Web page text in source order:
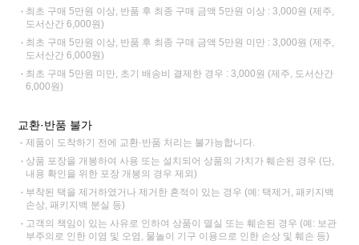
최초 구매 5만원 이상, 반품 후 최종 구매 금액 5만원 이상 : 3,000원 (제주,
도서산간 6,000원)
최초 구매 5만원 이상, 반품 후 최종 구매 금액 5만원 미만 : 3,000원 (제주,
도서산간 6,000원)
최초 구매 5만원 미만, 초기 배송비 결제한 경우 : 3,000원 (제주, 도서산간
6,000원)
교환·반품 불가
제품이 도착하기 전에 교환·반품 처리는 불가능합니다.
상품 포장을 개봉하여 사용 또는 설치되어 상품의 가치가 훼손된 경우 (단,
내용 확인을 위한 포장 개봉의 경우 제외)
부착된 택을 제거하였거나 제거한 흔적이 있는 경우 (예: 택제거, 패키지백
손상, 패키지백 분실 등)
고객의 책임이 있는 사유로 인하여 상품이 멸실 또는 훼손된 경우 (예: 보관
부주의로 인한 이염 및 오염, 물놀이 기구 이용으로 인한 손상 및 훼손 등)